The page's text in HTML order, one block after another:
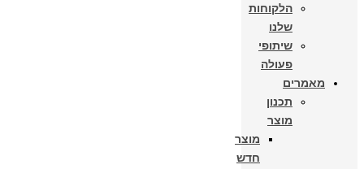
הלקוחות
שלנו
שיתופי
פעולה
מאמרים
תכנון
מוצר
מוצר
חדש